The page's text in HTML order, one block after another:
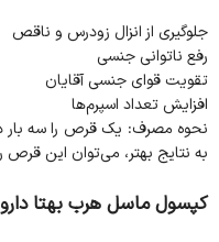
جلوگیری از انزال زودرس و ناقص
رفع ناتوانی جنسی
تقویت قوای جنسی آقایان
افزایش تعداد اسپرم‌ها
نحوه مصرف: یک قرص را سه بار
به نتایج بهتر، می‌توان این قرص
کپسول ماسل هرب بهتا دارو